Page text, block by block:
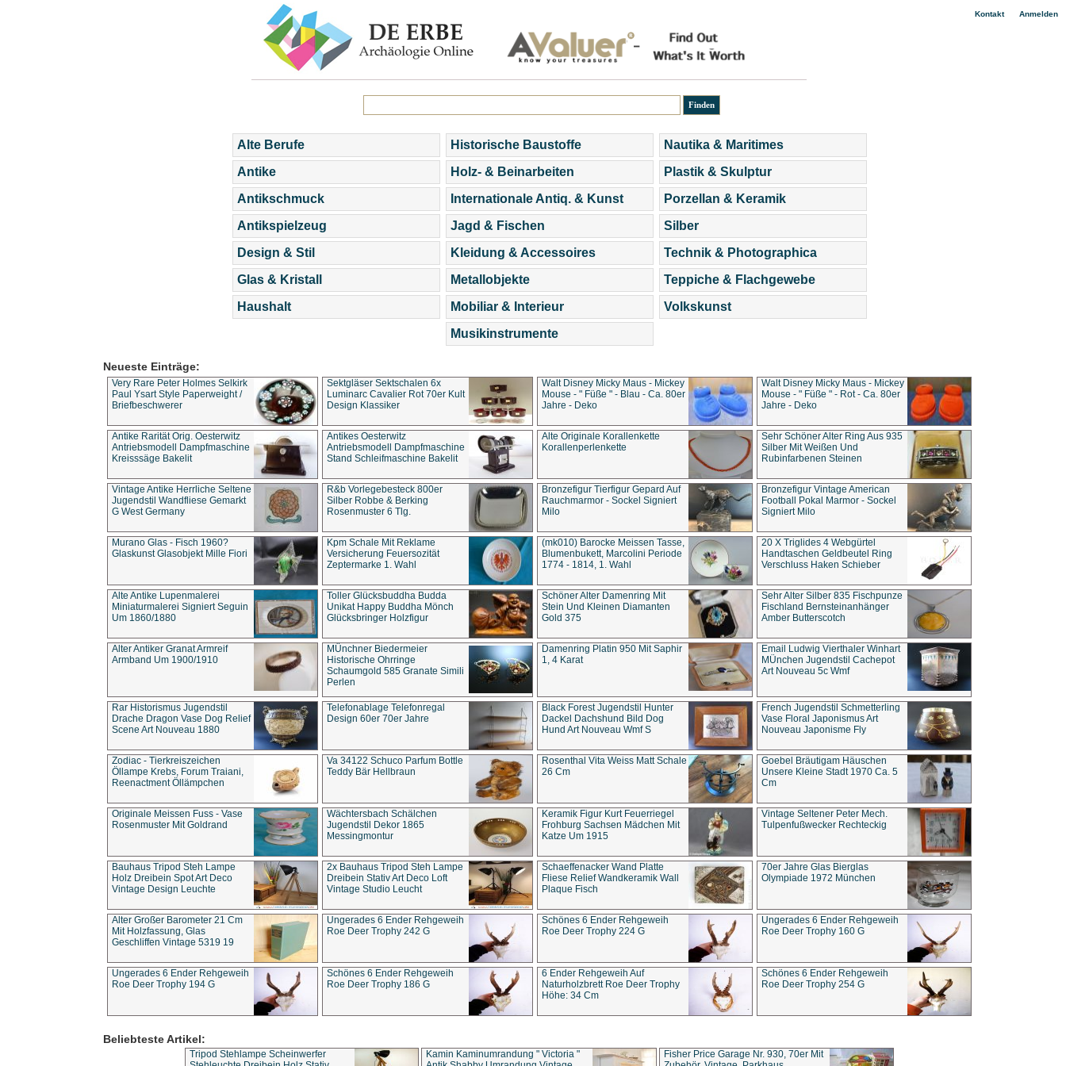
Kontakt| Anmelden
Alte Berufe
Antike
Antikschmuck
Antikspielzeug
Design & Stil
Glas & Kristall
Haushalt
Historische Baustoffe
Holz- & Beinarbeiten
Internationale Antiq. & Kunst
Jagd & Fischen
Kleidung & Accessoires
Metallobjekte
Mobiliar & Interieur
Musikinstrumente
Nautika & Maritimes
Plastik & Skulptur
Porzellan & Keramik
Silber
Technik & Photographica
Teppiche & Flachgewebe
Volkskunst
Neueste Einträge:
Very Rare Peter Holmes Selkirk
Paul Ysart Style Paperweight /
Briefbeschwerer
Sektgläser Sektschalen 6x
Luminarc Cavalier Rot 70er Kult
Design Klassiker
Walt Disney Micky Maus - Mickey
Mouse - " Füße " - Blau - Ca. 80er
Jahre - Deko
Walt Disney Micky Maus - Mickey
Mouse - " Füße " - Rot - Ca. 80er
Jahre - Deko
Antike Rarität Orig. Oesterwitz
Antriebsmodell Dampfmaschine
Kreisssäge Bakelit
Antikes Oesterwitz
Antriebsmodell Dampfmaschine
Stand Schleifmaschine Bakelit
Alte Originale Korallenkette
Korallenperlenkette
Sehr Schöner Alter Ring Aus 935
Silber Mit Weißen Und
Rubinfarbenen Steinen
Vintage Antike Herrliche Seltene
Jugendstil Wandfliese Gemarkt
G West Germany
R&b Vorlegebesteck 800er
Silber Robbe & Berking
Rosenmuster 6 Tlg.
Bronzefigur Tierfigur Gepard Auf
Rauchmarmor - Sockel Signiert
Milo
Bronzefigur Vintage American
Football Pokal Marmor - Sockel
Signiert Milo
Murano Glas - Fisch 1960?
Glaskunst Glasobjekt Mille Fiori
Kpm Schale Mit Reklame
Versicherung Feuersozität
Zeptermarke 1. Wahl
(mk010) Barocke Meissen Tasse,
Blumenbukett, Marcolini Periode
1774 - 1814, 1. Wahl
20 X Triglides 4 Webgürtel
Handtaschen Geldbeutel Ring
Verschluss Haken Schieber
Alte Antike Lupenmalerei
Miniaturmalerei Signiert Seguin
Um 1860/1880
Toller Glücksbuddha Budda
Unikat Happy Buddha Mönch
Glücksbringer Holzfigur
Schöner Alter Damenring Mit
Stein Und Kleinen Diamanten
Gold 375
Sehr Alter Silber 835 Fischpunze
Fischland Bernsteinanhänger
Amber Butterscotch
Alter Antiker Granat Armreif
Armband Um 1900/1910
MÜnchner Biedermeier
Historische Ohrringe
Schaumgold 585 Granate Simili
Perlen
Damenring Platin 950 Mit Saphir
1, 4 Karat
Email Ludwig Vierthaler Winhart
MÜnchen Jugendstil Cachepot
Art Nouveau 5c Wmf
Rar Historismus Jugendstil
Drache Dragon Vase Dog Relief
Scene Art Nouveau 1880
Telefonablage Telefonregal
Design 60er 70er Jahre
Black Forest Jugendstil Hunter
Dackel Dachshund Bild Dog
Hund Art Nouveau Wmf S
French Jugendstil Schmetterling
Vase Floral Japonismus Art
Nouveau Japonisme Fly
Zodiac - Tierkreiszeichen
Öllampe Krebs, Forum Traiani,
Reenactment Öllämpchen
Va 34122 Schuco Parfum Bottle
Teddy Bär Hellbraun
Rosenthal Vita Weiss Matt Schale
26 Cm
Goebel Bräutigam Häuschen
Unsere Kleine Stadt 1970 Ca. 5
Cm
Originale Meissen Fuss - Vase
Rosenmuster Mit Goldrand
Wächtersbach Schälchen
Jugendstil Dekor 1865
Messingmontur
Keramik Figur Kurt Feuerriegel
Frohburg Sachsen Mädchen Mit
Katze Um 1915
Vintage Seltener Peter Mech.
Tulpenfußwecker Rechteckig
Bauhaus Tripod Steh Lampe
Holz Dreibein Spot Art Deco
Vintage Design Leuchte
2x Bauhaus Tripod Steh Lampe
Dreibein Stativ Art Deco Loft
Vintage Studio Leucht
Schaeffenacker Wand Platte
Fliese Relief Wandkeramik Wall
Plaque Fisch
70er Jahre Glas Bierglas
Olympiade 1972 München
Alter Großer Barometer 21 Cm
Mit Holzfassung, Glas
Geschliffen Vintage 5319 19
Ungerades 6 Ender Rehgeweih
Roe Deer Trophy 242 G
Schönes 6 Ender Rehgeweih
Roe Deer Trophy 224 G
Ungerades 6 Ender Rehgeweih
Roe Deer Trophy 160 G
Ungerades 6 Ender Rehgeweih
Roe Deer Trophy 194 G
Schönes 6 Ender Rehgeweih
Roe Deer Trophy 186 G
6 Ender Rehgeweih Auf
Naturholzbrett Roe Deer Trophy
Höhe: 34 Cm
Schönes 6 Ender Rehgeweih
Roe Deer Trophy 254 G
Beliebteste Artikel:
Tripod Stehlampe Scheinwerfer
Kamin Kaminumrandung " Victoria "
Fisher Price Garage Nr. 930, 70er Mit